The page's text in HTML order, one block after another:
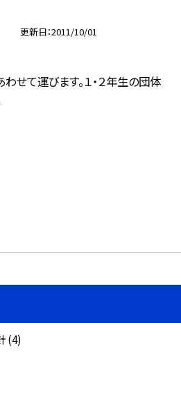
更新日 2011/10/01
せて運びます。１・２年生の団体
(4)